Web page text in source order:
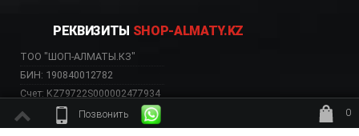
Позвонить
0
ждёт заказ
РЕКВИЗИТЫ SHOP-ALMATY.KZ
ТОО "ШОП-АЛМАТЫ.КЗ"
БИН: 190840012782
Счет: KZ79722S000002477934
Банк: АО «Kaspi Bank»
БИК: CASPKZKA